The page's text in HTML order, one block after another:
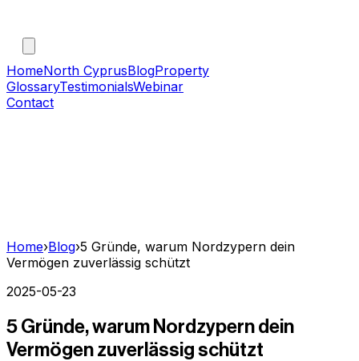
HomeNorth CyprusBlogProperty
GlossaryTestimonialsWebinar
Contact
Home›Blog›5 Gründe, warum Nordzypern dein
Vermögen zuverlässig schützt
2025-05-23
5 Gründe, warum Nordzypern dein
Vermögen zuverlässig schützt